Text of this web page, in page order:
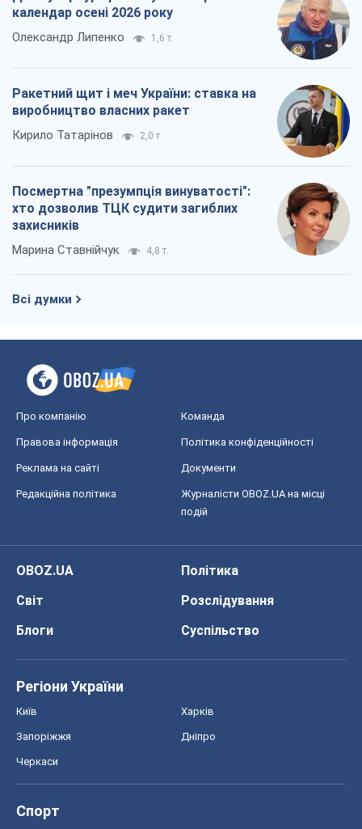
календар осені 2026 року
Олександр Липенко 1,6 т.
Ракетний щит і меч України: ставка на
виробництво власних ракет
Кирило Татарінов 2,0 т.
Посмертна "презумпція винуватості":
хто дозволив ТЦК судити загиблих
захисників
Марина Ставнійчук 4,8 т.
Всі думки
Про компанію Команда
Правова інформація Політика конфіденційності
Реклама на сайті Документи
Редакційна політика
Журналісти OBOZ.UA на місці
подій
OBOZ.UA
Політика
Світ
Розслідування
Блоги
Суспільство
Регіони України
Київ Харків
Запоріжжя Дніпро
Черкаси
Спорт